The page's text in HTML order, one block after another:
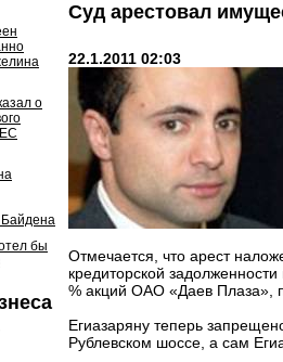
о
бы
Суд арестовал
22.1.2011 02:03
Отмечается, что арест
кредиторской
% акций ОАО «Даев Плаза»,
Егиазаряну теперь
Рублевском шоссе, а сам